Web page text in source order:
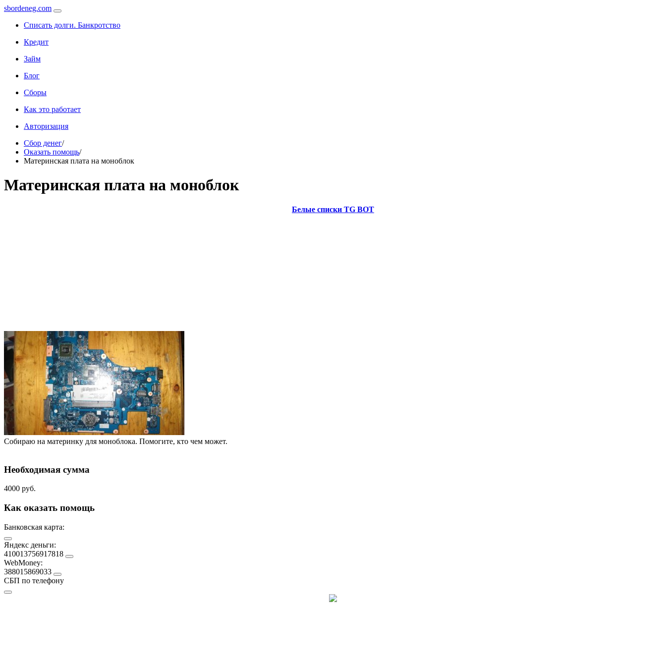
sbordeneg.com
Списать долги. Банкротство
Кредит
Займ
Блог
Сборы
Как это работает
Авторизация
Сбор денег/
Оказать помощь/
Материнская плата на моноблок
Материнская плата на моноблок
Белые списки TG BOT
Собираю на материнку для моноблока. Помогите, кто чем может.
Необходимая сумма
4000 руб.
Как оказать помощь
Банковская карта:
Яндекс деньги:
410013756917818
WebMoney:
388015869033
СБП по телефону